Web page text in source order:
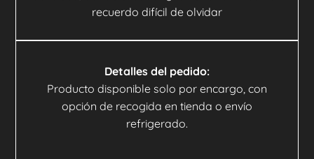
recuerdo difícil de olvidar
Detalles del pedido:
Producto disponible solo por encargo, con
opción de recogida en tienda o envío
refrigerado.